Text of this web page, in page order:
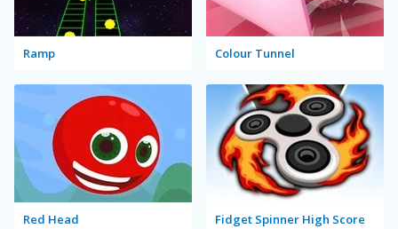
Ramp Colour Tunnel
Red Head Fidget Spinner High Score